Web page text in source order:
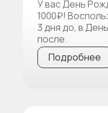
Подробнее
У вас День
1000₽!
3 дня до, в
после.